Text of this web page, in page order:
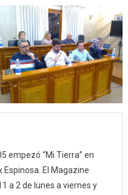
empezó “Mi Tierra” en
Espinosa. El Magazine
a 2 de lunes a viernes y